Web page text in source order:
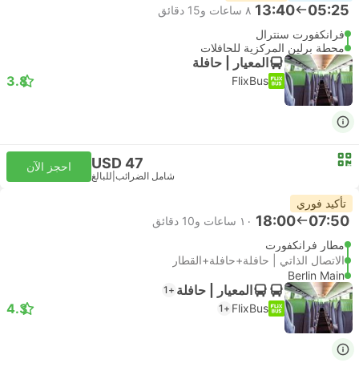
05:25
13:40 ٨ ساعات و‫15 دقائق
فرانكفورت سنترال
محطة برلين المركزية للحافلات
المعيار | حافلة
FlixBus
3.8
USD 47
شامل الضرائب للبالغ
احجز الآن
تأكيد فوري
07:50
18:00 ١٠ ساعات و‫10 دقائق
مطار فرانكفورت
الاتصال الذاتي | حافلة+حافلة+القطار
Berlin Main
المعيار | حافلة +1
FlixBus
+1
4.3